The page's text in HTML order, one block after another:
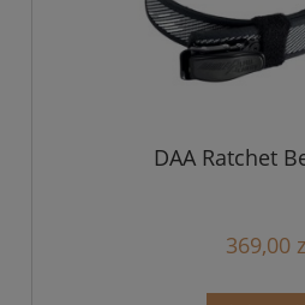
DAA Ratchet
369,00